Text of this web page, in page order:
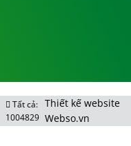
Tất cả:
1004829
Thiết kế website
Webso.vn